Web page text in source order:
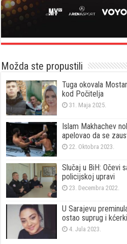
Možda ste propustili
Tuga okovala
kod Počitelja
31. Maja 2025.
Islam Makhachev
apelovao da se
22. Oktobra 2023.
Slučaj u BiH: Očevi
policijskoj upravi
23. Decembra 2022.
U Sarajevu
ostao suprug i
4. Jula 2023.